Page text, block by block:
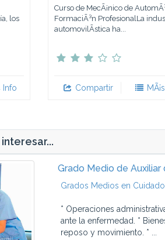
los
Info
Curso de MecÃ¡nico de
FormaciÃ³n ProfesionalLa
automovilÃ­stica ha...
Compartir
Grado Medio de
Grados Medios en
* Operaciones
ante la enfermedad. *
reposo y movimiento. * ...